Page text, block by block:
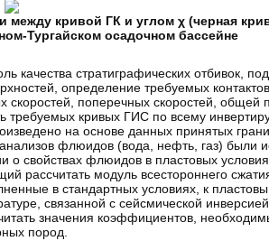
кривой ГК и углом χ (черная
Тургайском осадочном бассейне
качества стратиграфических отбивок,
определение требуемых
поперечных скоростей, общей
кривых ГИС по всему
на основе данных принятых
флюидов (вода, нефть, газ) были
о свойствах флюидов в пластовых
рассчитать модуль всестороннего
в стандартных условиях, к
связанной с сейсмической
значения коэффициентов,
пород.